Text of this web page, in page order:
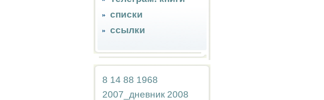
списки
ссылки
8 14 88 1968
2007_дневник 2008